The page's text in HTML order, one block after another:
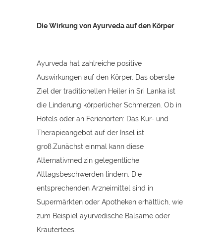
Die Wirkung von Ayurveda auf den Körper
Ayurveda hat zahlreiche positive
Auswirkungen auf den Körper. Das oberste
Ziel der traditionellen Heiler in Sri Lanka ist
die Linderung körperlicher Schmerzen. Ob in
Hotels oder an Ferienorten: Das Kur- und
Therapieangebot auf der Insel ist
groß.Zunächst einmal kann diese
Alternativmedizin gelegentliche
Alltagsbeschwerden lindern. Die
entsprechenden Arzneimittel sind in
Supermärkten oder Apotheken erhältlich, wie
zum Beispiel ayurvedische Balsame oder
Kräutertees.